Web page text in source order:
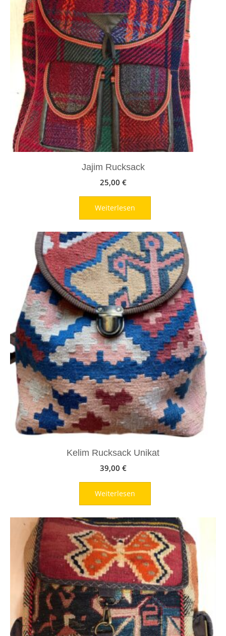
Jajim Rucksack
25,00 €
Weiterlesen
Kelim Rucksack Unikat
39,00 €
Weiterlesen